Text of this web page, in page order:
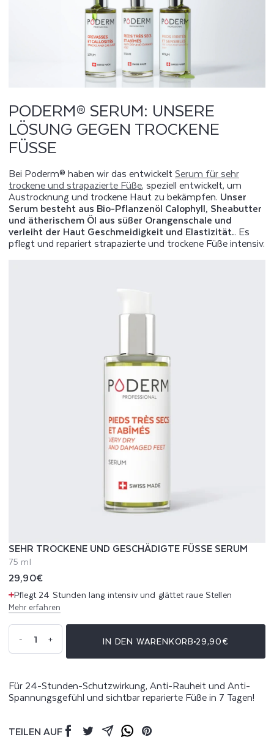
PODERM® SERUM: UNSERE
LÖSUNG GEGEN TROCKENE
FÜSSE
Bei Poderm® haben wir das entwickeltSerum für sehr
trockene und strapazierte Füße, speziell entwickelt, um
Austrocknung und trockene Haut zu bekämpfen. Unser
Serum besteht aus Bio-Pflanzenöl Calophyll, Sheabutter
und ätherischem Öl aus süßer Orangenschale und
verleiht der Haut Geschmeidigkeit und Elastizität.. Es
pflegt und repariert strapazierte und trockene Füße intensiv.
SEHR TROCKENE UND GESCHÄDIGTE FÜSSE SERUM
75 ml
Normaler
Preis
29,90€
Pflegt 24 Stunden lang intensiv und glättet raue Stellen
Mehr erfahren
Anzahl
Verringere
Menge
und
geschädigte
Füße
Serum
- Erhöhe
Menge
und
geschädigte
Füße
Serum
+ IN DEN WARENKORB 29,90€
Für 24-Stunden-Schutzwirkung, Anti-Rauheit und Anti-
Spannungsgefühl und sichtbar reparierte Füße in 7 Tagen!
TEILEN AUF FacebookTwitterMail WhatsappPinterest